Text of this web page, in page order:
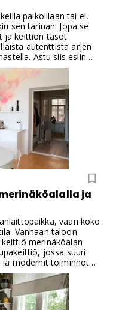
paikoillaan tai ei,
sen tarinan. Jopa se
ja keittiön tasot
autenttista arjen
Astu siis esiin
vaadita, aito kotoisuus
ja vie sinut
ja
vaan koko
Vanhaan taloon
merinäköalan
jossa suuri
ja modernit toiminnot
pitävät arjen siistinä,
taideseinä antaa
keittiö, jossa ruoka